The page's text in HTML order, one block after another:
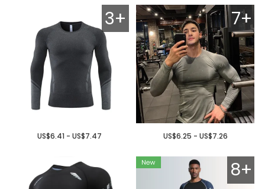
7+
US$6.25 - US$7.26
3+
US$6.41 - US$7.47
8+